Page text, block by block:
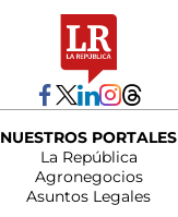
NUESTROS PORTALES
La República
Agronegocios
Asuntos Legales